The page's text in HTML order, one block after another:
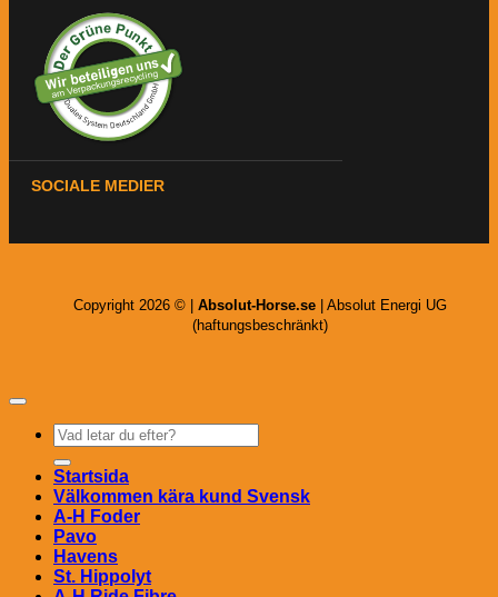
SOCIALE MEDIER
Copyright 2026 © | Absolut-Horse.se | Absolut Energi UG
(haftungsbeschränkt)
Sök
efter:
Startsida
Välkommen kära kund Svensk
A-H Foder
Pavo
Havens
St. Hippolyt